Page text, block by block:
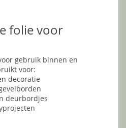
folie voor
gebruik binnen en
voor:
decoratie
deurbordjes